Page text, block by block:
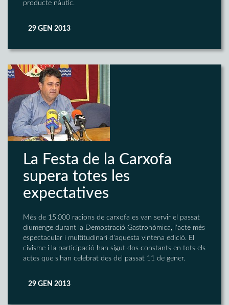
producte nàutic.
29 GEN 2013
La Festa de la Carxofa
supera totes les
expectatives
Més de 15.000 racions de carxofa es van servir el passat
diumenge durant la Demostració Gastronòmica, l'acte més
espectacular i multitudinari d'aquesta vintena edició. El
civisme i la participació han sigut dos constants en tots els
actes que s'han celebrat des del passat 11 de gener.
29 GEN 2013